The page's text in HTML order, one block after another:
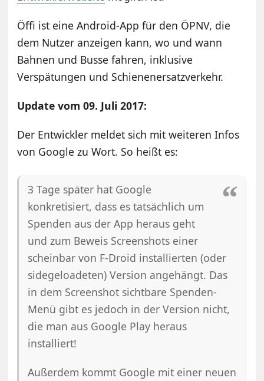
Öffi ist eine Android-App für den ÖPNV, die
dem Nutzer anzeigen kann, wo und wann
Bahnen und Busse fahren, inklusive
Verspätungen und Schienenersatzverkehr.
Update vom 09. Juli 2017:
Der Entwickler meldet sich mit weiteren Infos
von Google zu Wort. So heißt es:
3 Tage später hat Google
konkretisiert, dass es tatsächlich um
Spenden aus der App heraus geht
und zum Beweis Screenshots einer
scheinbar von F-Droid installierten (oder
sidegeloadeten) Version angehängt. Das
in dem Screenshot sichtbare Spenden-
Menü gibt es jedoch in der Version nicht,
die man aus Google Play heraus
installiert!
Außerdem kommt Google mit einer neuen